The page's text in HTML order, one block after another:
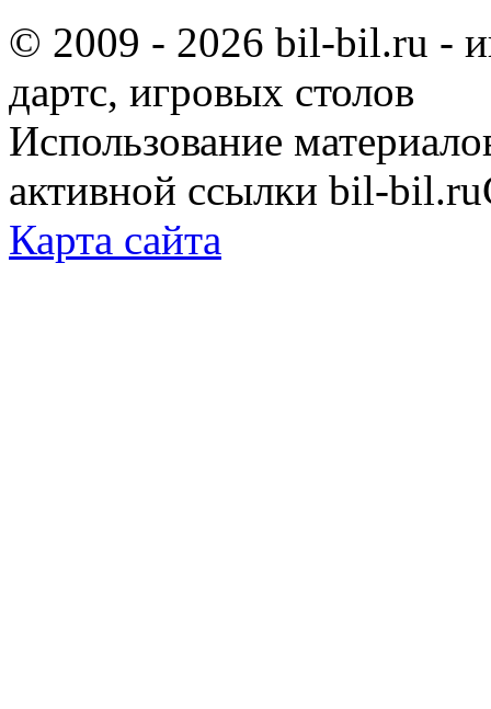
© 2009 - 2026 bil-bil.ru -
дартс, игровых столов
Использование
активной ссылки bil-bil.ru
Карта сайта